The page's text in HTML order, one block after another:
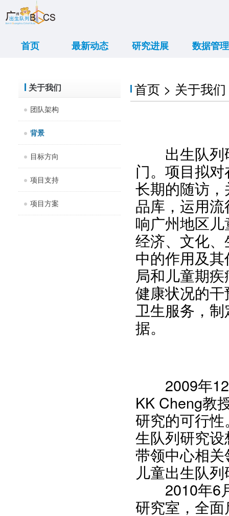
首页 最新动态 研究进展 数据管理
关于我们
团队架构
背景
目标方向
项目支持
项目方案
首页 > 关于我
出生队列
门。项目拟
长期的随访
品库，运用
响广州地区
经济、文化
中的作用及
局和儿童期
健康状况的
卫生服务，
据。
2009年12
KK Cheng教
研究的可行
生队列研究
带领中心相
儿童出生队
2010年6月
研究室，全